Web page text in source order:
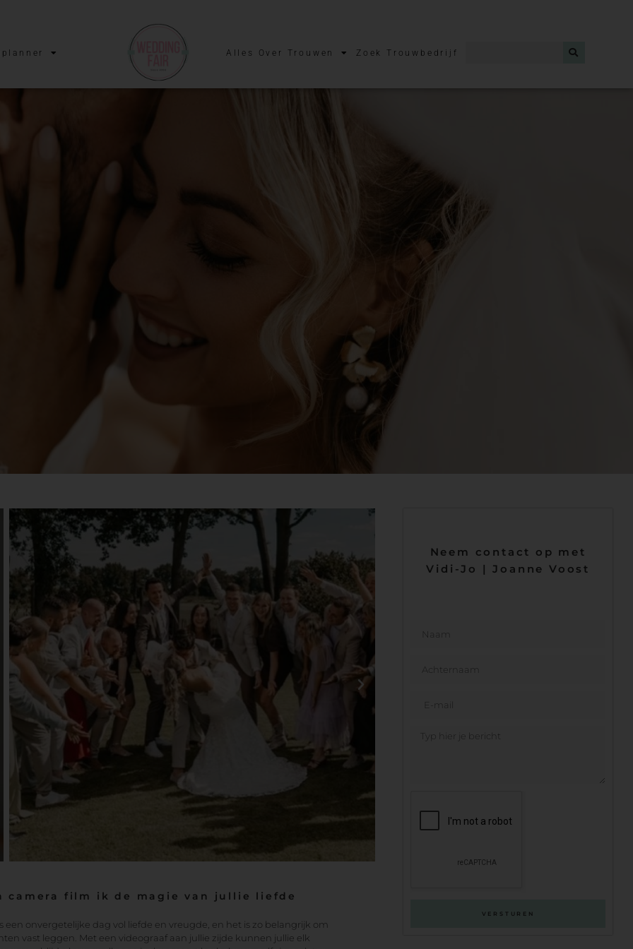
Alles Over Trouwen Zoek Trouwbedrijf
camera film ik de magie van jullie liefde
een onvergetelijke dag vol liefde en vreugde, en het is zo belangrijk om
vast leggen. Met een videograaf aan jullie zijde kunnen jullie elk
Neem contact op met
Vidi-Jo | Joanne Voost
VERSTUREN